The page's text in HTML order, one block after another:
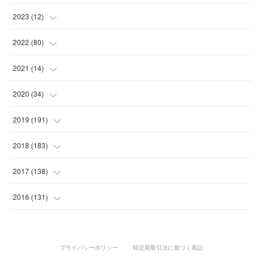
(23 )
(10
(9
(7
(3
(1
(5
(5
2023 (12)
(5
(7
2022 (80)
(17 )
(8
(7)
(14
2021 (14)
(1
(6)
(2)
(5)
2020 (34)
(1)
(3)
(4)
(6)
2019 (191)
(4)
(9)
(15
2018 (183)
(11
(24
2017 (138)
(10
2016 (131)
プライバシーポリシー 特定商取引法に基づく表記